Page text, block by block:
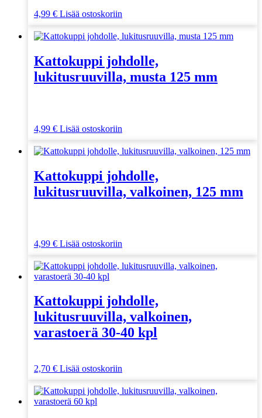
4,99 € Lisää ostoskoriin
Kattokuppi johdolle,
lukitusruuvilla, musta 125 mm
4,99 € Lisää ostoskoriin
Kattokuppi johdolle,
lukitusruuvilla, valkoinen, 125 mm
4,99 € Lisää ostoskoriin
Kattokuppi johdolle,
lukitusruuvilla, valkoinen,
varastoerä 30-40 kpl
2,70 € Lisää ostoskoriin